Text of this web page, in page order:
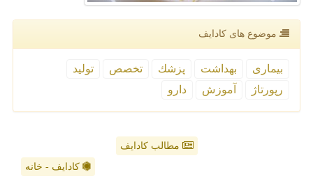
موضوع های كادایف
بیماری بهداشت پزشك تخصص
تولید
رپورتاژ
آموزش دارو
مطالب کادایف
کادایف - خانه